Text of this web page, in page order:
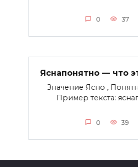
0 37
Яснапонятно — что
Значение Ясно ,
Пример текста:
0 39